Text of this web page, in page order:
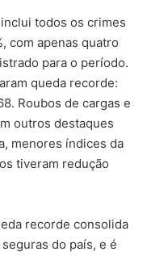
todos os crimes
com apenas quatro
para o período.
queda recorde:
Roubos de cargas e
outros destaques
menores índices da
tiveram redução
recorde consolida
do país, e é